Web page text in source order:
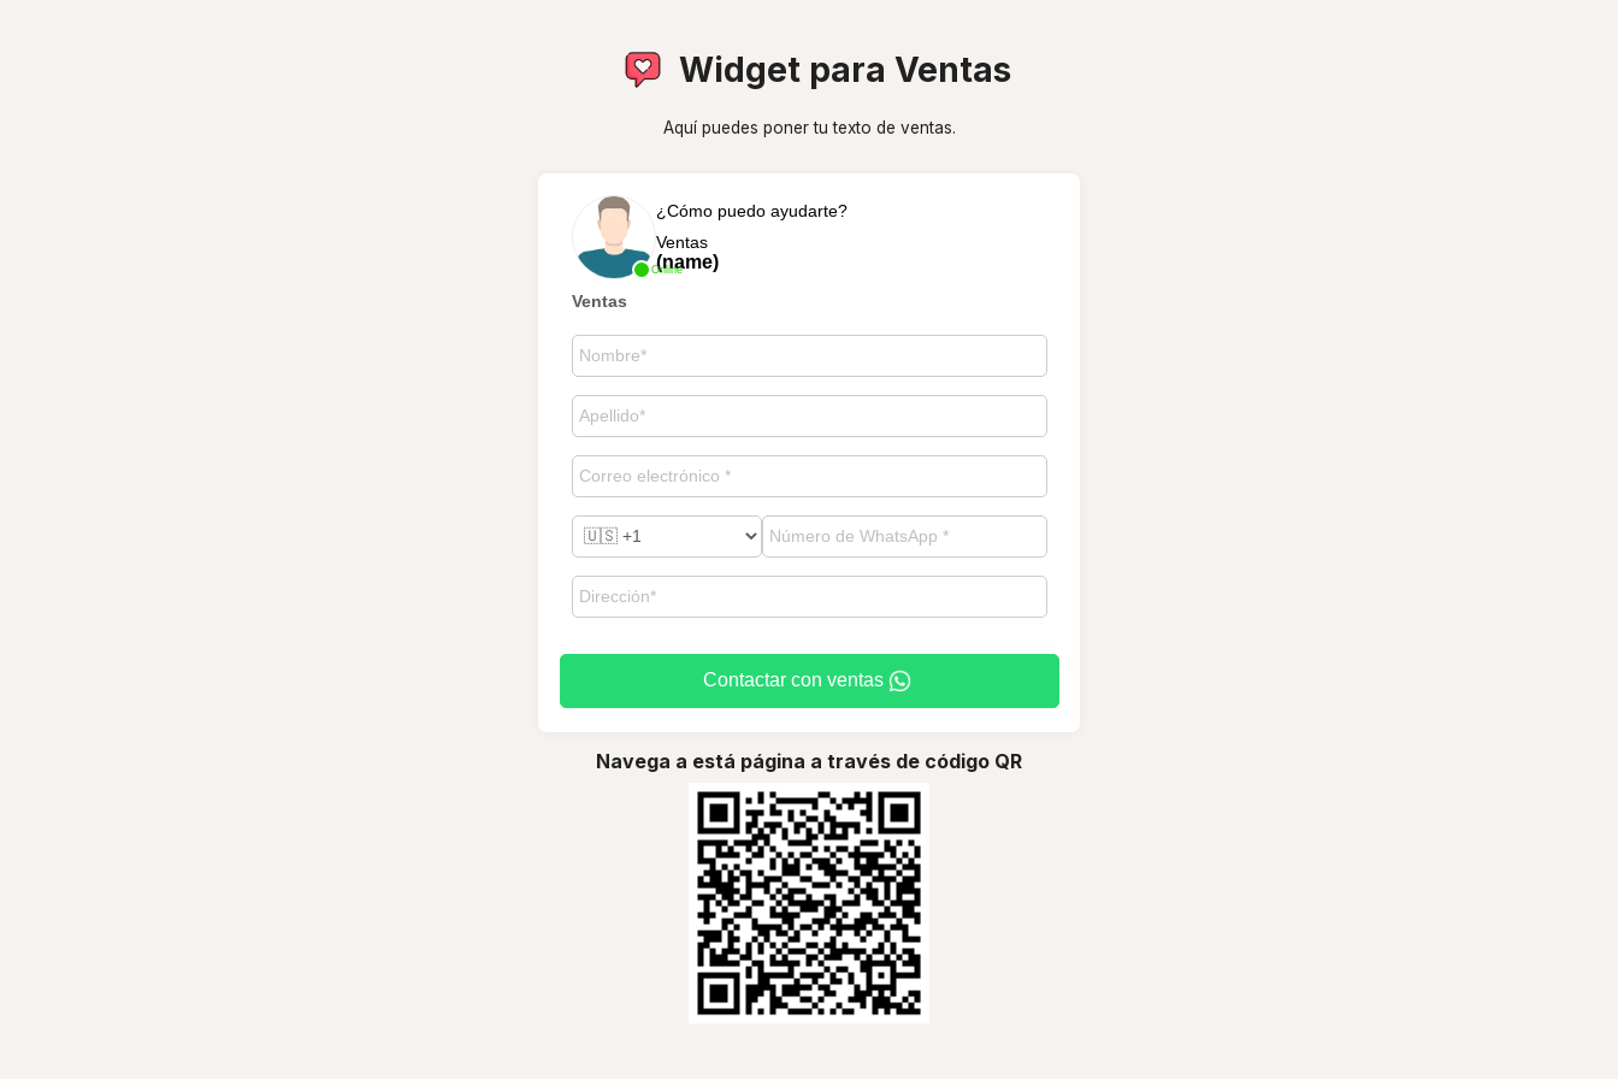
Widget para Ventas
Aquí puedes poner tu texto de ventas.
Online
¿Cómo puedo ayudarte?
Ventas
(name)
Ventas
Contactar con ventas
Navega a está página a través de código QR